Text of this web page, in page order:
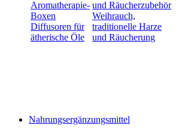
Aromatherapie-
Boxen
Diffusoren für
ätherische Öle
und Räucherzubehör
Weihrauch,
traditionelle Harze
und Räucherung
Nahrungsergänzungsmittel